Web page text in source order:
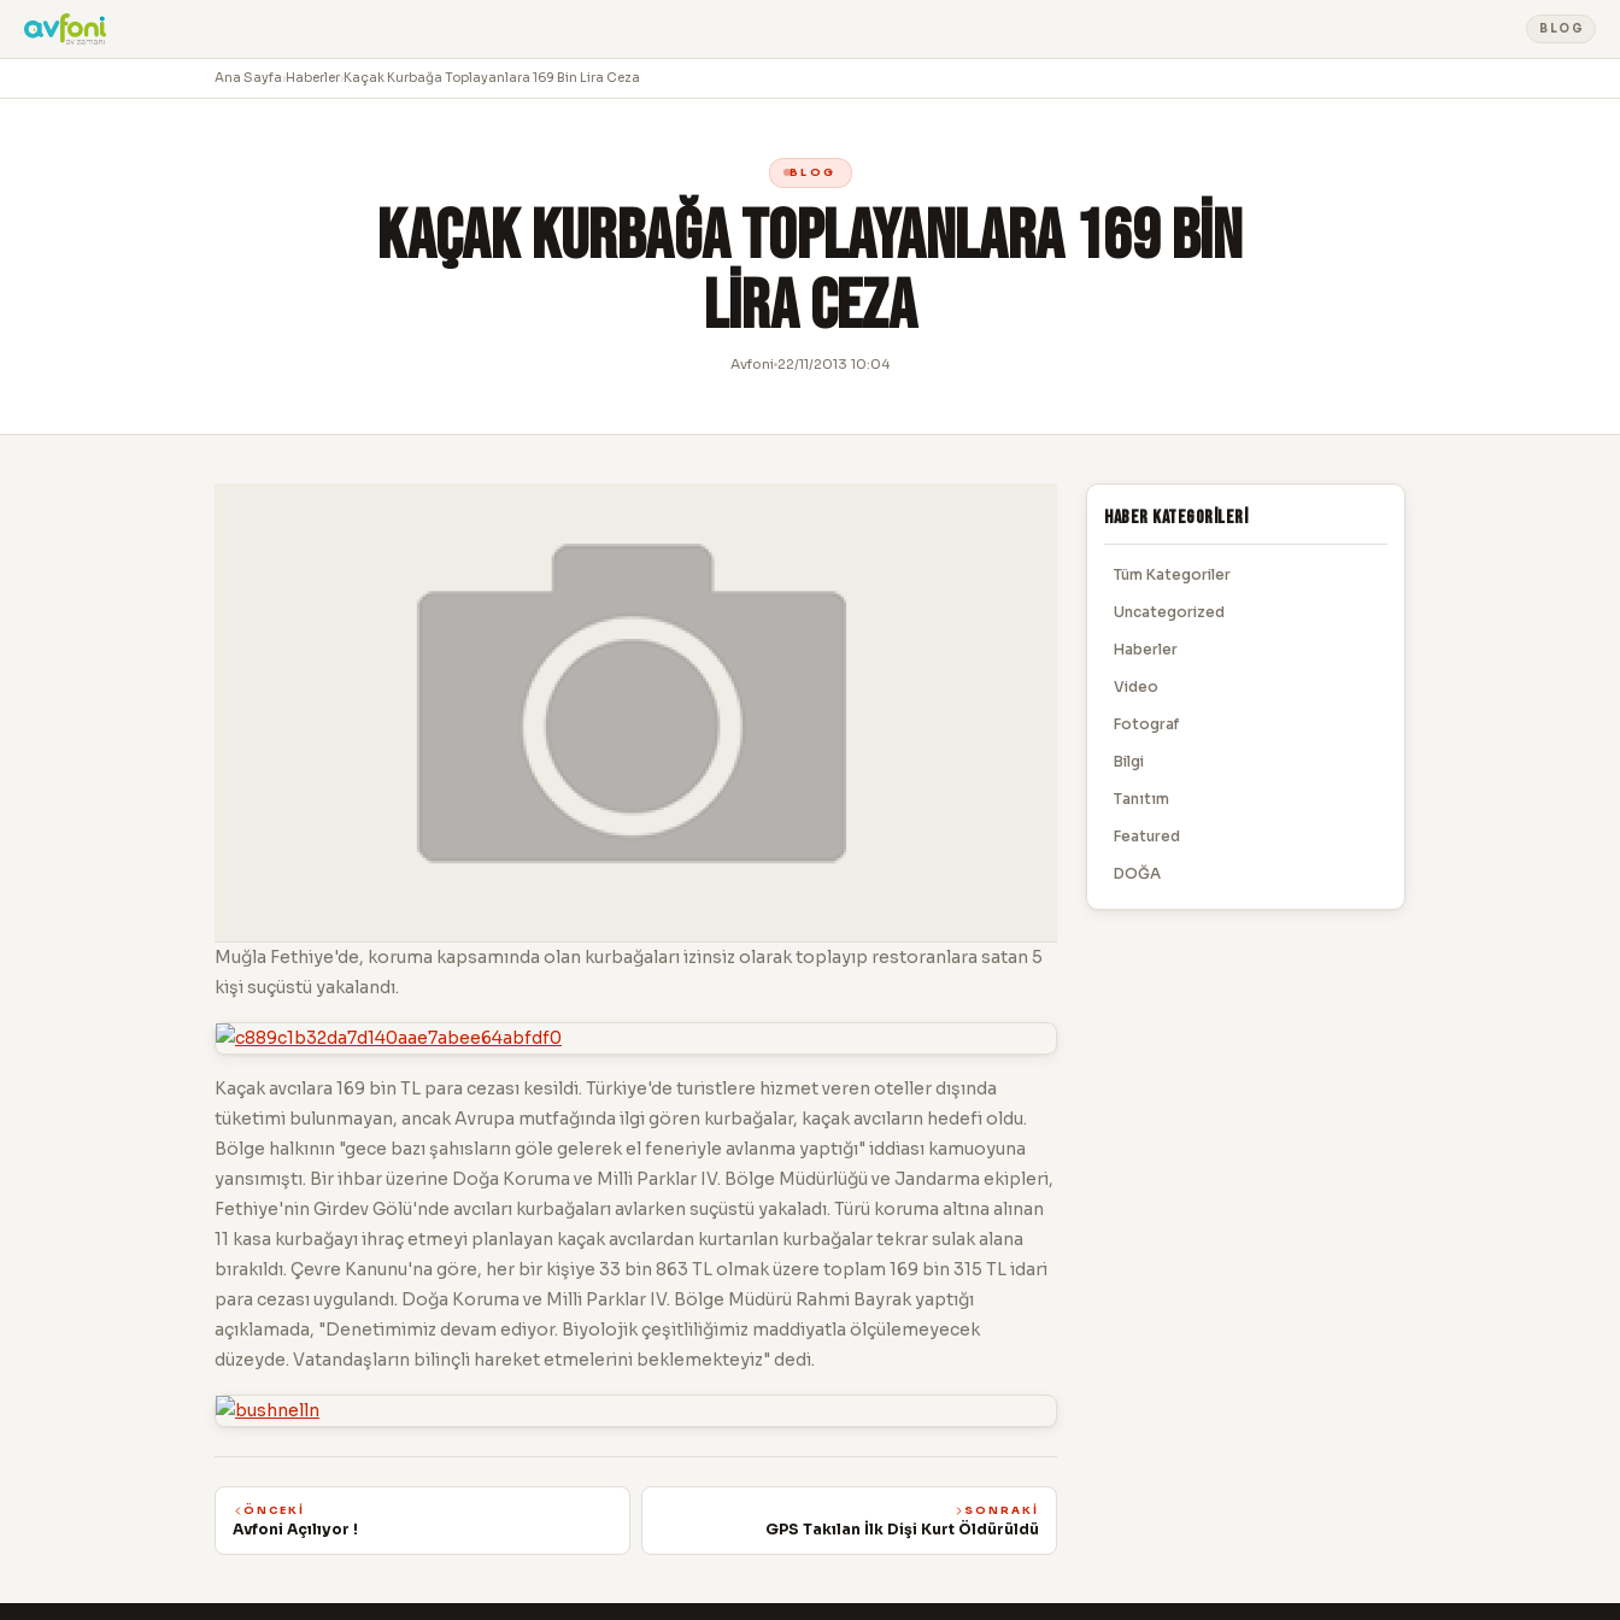
BLOG
Ana Sayfa›Haberler›Kaçak Kurbağa Toplayanlara 169 Bin Lira Ceza
BLOG
Kaçak Kurbağa Toplayanlara 169 Bin
Lira Ceza
Avfoni 22/11/2013 10:04
Muğla Fethiye'de, koruma kapsamında olan kurbağaları izinsiz olarak toplayıp restoranlara satan 5
kişi suçüstü yakalandı.
Kaçak avcılara 169 bin TL para cezası kesildi. Türkiye'de turistlere hizmet veren oteller dışında
tüketimi bulunmayan, ancak Avrupa mutfağında ilgi gören kurbağalar, kaçak avcıların hedefi oldu.
Bölge halkının "gece bazı şahısların göle gelerek el feneriyle avlanma yaptığı" iddiası kamuoyuna
yansımıştı. Bir ihbar üzerine Doğa Koruma ve Milli Parklar IV. Bölge Müdürlüğü ve Jandarma ekipleri,
Fethiye'nin Girdev Gölü'nde avcıları kurbağaları avlarken suçüstü yakaladı. Türü koruma altına alınan
11 kasa kurbağayı ihraç etmeyi planlayan kaçak avcılardan kurtarılan kurbağalar tekrar sulak alana
bırakıldı. Çevre Kanunu'na göre, her bir kişiye 33 bin 863 TL olmak üzere toplam 169 bin 315 TL idari
para cezası uygulandı. Doğa Koruma ve Milli Parklar IV. Bölge Müdürü Rahmi Bayrak yaptığı
açıklamada, "Denetimimiz devam ediyor. Biyolojik çeşitliliğimiz maddiyatla ölçülemeyecek
düzeyde. Vatandaşların bilinçli hareket etmelerini beklemekteyiz" dedi.
ÖNCEKI
Avfoni Açılıyor !
SONRAKI
GPS Takılan İlk Dişi Kurt Öldürüldü
Haber Kategorileri
Tüm Kategoriler
Uncategorized
Haberler
Video
Fotograf
Bilgi
Tanıtım
Featured
DOĞA